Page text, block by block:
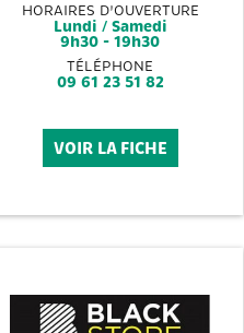
HORAIRES D'OUVERTURE
Lundi / Samedi
9h30 - 19h30
TÉLÉPHONE
09 61 23 51 82
VOIR LA FICHE